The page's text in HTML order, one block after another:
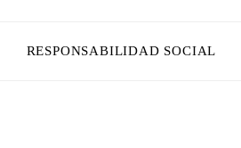
RESPONSABILIDAD SOCIAL